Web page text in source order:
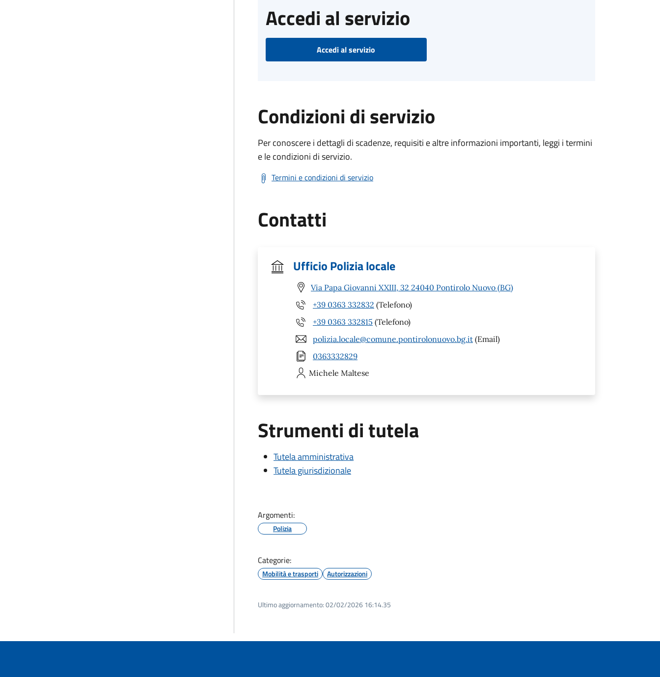
Accedi al servizio
Accedi al servizio
Condizioni di servizio
Per conoscere i dettagli di scadenze, requisiti e altre informazioni importanti, leggi i termini
e le condizioni di servizio.
Termini e condizioni di servizio
Contatti
Ufficio Polizia locale
Via Papa Giovanni XXIII, 32 24040 Pontirolo Nuovo (BG)
+39 0363 332832 (Telefono)
+39 0363 332815 (Telefono)
polizia.locale@comune.pontirolonuovo.bg.it (Email)
0363332829
Michele Maltese
Strumenti di tutela
Tutela amministrativa
Tutela giurisdizionale
Argomenti:
Polizia
Categorie:
Mobilità e trasporti Autorizzazioni
Ultimo aggiornamento:02/02/2026 16:14.35